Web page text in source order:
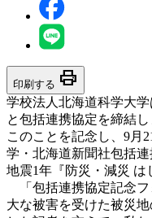
印刷する print
学校法人北海道科学大
と包括連携協定を締結し
このことを記念し、9月
学・北海道新聞社包括
地震1年『防災・減災 は
「包括連携協定記念フ
大な被害を受けた被災